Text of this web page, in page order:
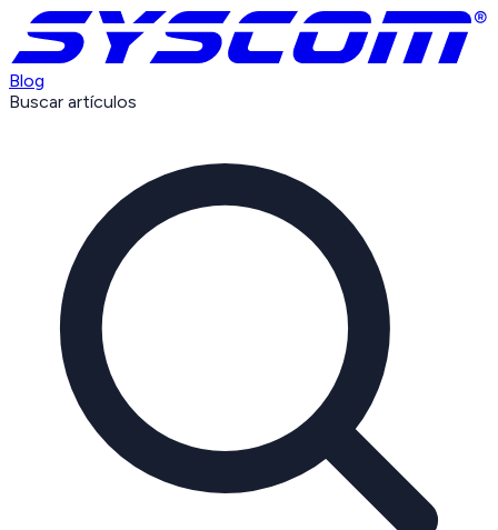
Blog
Buscar artículos